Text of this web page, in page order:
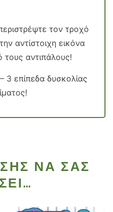
τον τροχό
αντίστοιχη εικόνα
αντιπάλους!
3 επίπεδα δυσκολίας
ΝΑ ΣΑΣ